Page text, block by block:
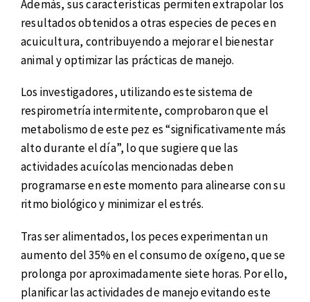
Además, sus características permiten extrapolar los
resultados obtenidos a otras especies de peces en
acuicultura, contribuyendo a mejorar el bienestar
animal y optimizar las prácticas de manejo.
Los investigadores, utilizando este sistema de
respirometría intermitente, comprobaron que el
metabolismo de este pez es “significativamente más
alto durante el día”, lo que sugiere que las
actividades acuícolas mencionadas deben
programarse en este momento para alinearse con su
ritmo biológico y minimizar el estrés.
Tras ser alimentados, los peces experimentan un
aumento del 35% en el consumo de oxígeno, que se
prolonga por aproximadamente siete horas. Por ello,
planificar las actividades de manejo evitando este